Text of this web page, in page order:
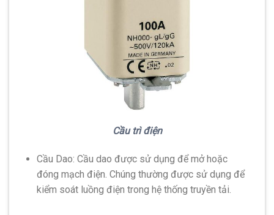
Cầu trì điện
Cầu Dao: Cầu dao được sử dụng để mở hoặc
đóng mạch điện. Chúng thường được sử dụng để
kiểm soát luồng điện trong hệ thống truyền tải.